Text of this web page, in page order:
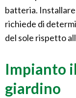
batteria.
richiede di
del sole rispetto
Impianto
giardino